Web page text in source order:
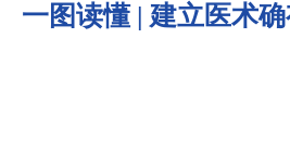
一图读懂 | 建立医术